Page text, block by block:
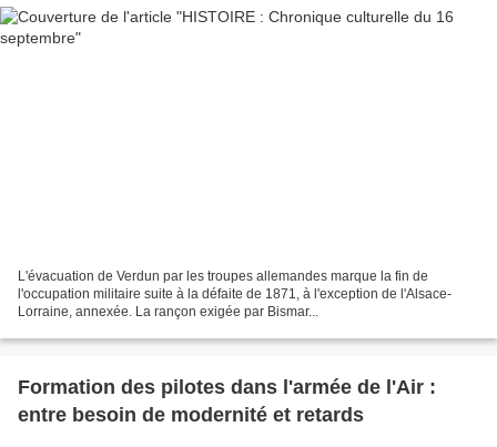
L'évacuation de Verdun par les troupes allemandes marque la fin de
l'occupation militaire suite à la défaite de 1871, à l'exception de l'Alsace-
Lorraine, annexée. La rançon exigée par Bismar...
Formation des pilotes dans l'armée de l'Air :
entre besoin de modernité et retards